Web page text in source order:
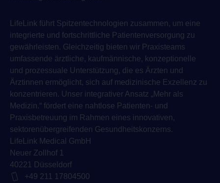
LifeLink führt Spitzentechnologien zusammen, um eine
integrierte und fortschrittliche Patientenversorgung zu
gewährleisten. Gleichzeitig bieten wir Praxisteams
umfassende ärztliche, kaufmännische, konzeptionelle
und prozessuale Unterstützung, die es Ärzten und
Ärztinnen ermöglicht, sich auf medizinische Exzellenz zu
konzentrieren. Unser integrativer Ansatz „Mehr als
Medizin.“ fördert eine nahtlose Patienten- und
Praxisbetreuung im Rahmen eines innovativen,
sektorenübergreifenden Gesundheitskonzerns.
LifeLink Medical GmbH
Neuer Zollhof 1
40221 Düsseldorf
+49 211 17804500